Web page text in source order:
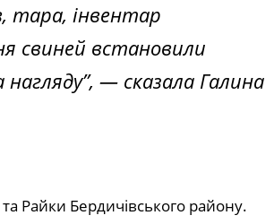
тара, інвентар
свиней встановили
— сказала Галина
Райки Бердичівського району.